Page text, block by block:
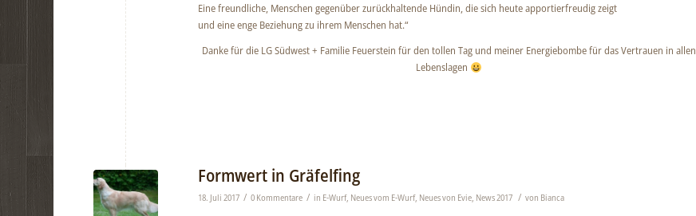
Eine freundliche, Menschen gegenüber zurückhaltende Hündin, die sich heute apportierfreudig zeigt
und eine enge Beziehung zu ihrem Menschen hat.“
Danke für die LG Südwest + Familie Feuerstein für den tollen Tag und meiner Energiebombe für das Vertrauen in allen
Lebenslagen
Formwert in Gräfelfing
18. Juli 2017 / 0 Kommentare / in E-Wurf, Neues vom E-Wurf, Neues von Evie News 2017 / von Bianca